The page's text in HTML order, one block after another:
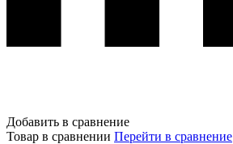
Добавить в сравнение
Товар в сравнении Перейти в сравнение